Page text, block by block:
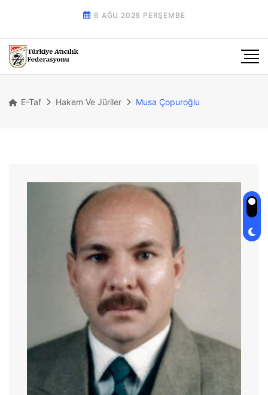
6 AĞU 2026 PERŞEMBE
E-Taf Hakem Ve Jüriler Musa Çopuroğlu